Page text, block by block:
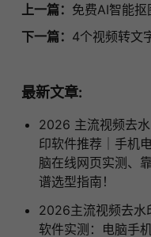
上一篇： 免费AI智能抠
下一篇： 4个视频转文
最新文章:
2026 主流视频去水
印软件推荐｜手机
脑在线网页实测、靠
谱选型指南！
2026主流视频去水
软件实测：电脑手